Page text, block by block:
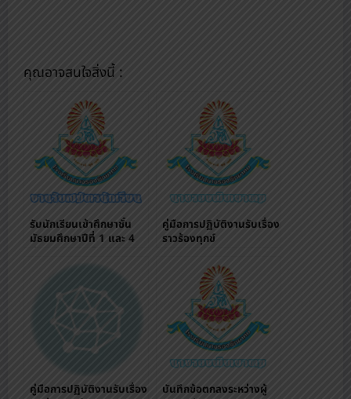
คุณอาจสนใจสิ่งนี้ :
รับนักเรียนเข้าศึกษาชั้น
มัธยมศึกษาปีที่ 1 และ 4
คู่มือการปฏิบัติงานรับเรื่อง
ราวร้องทุกข์
คู่มือการปฏิบัติงานรับเรื่อง
บันทึกข้อตกลงระหว่างผู้